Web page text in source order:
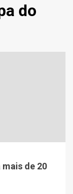
do
de 20